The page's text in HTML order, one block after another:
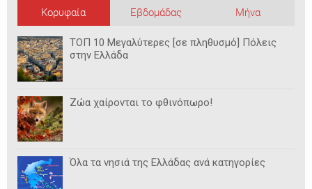
Κορυφαία Εβδομάδας Μήνα
ΤΟΠ 10 Μεγαλύτερες [σε πληθυσμό] Πόλεις
στην Ελλάδα
Ζώα χαίρονται το φθινόπωρο!
Όλα τα νησιά της Ελλάδας ανά κατηγορίες